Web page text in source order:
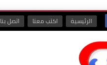
الرئيسية اكتب معنا اتصل بنا